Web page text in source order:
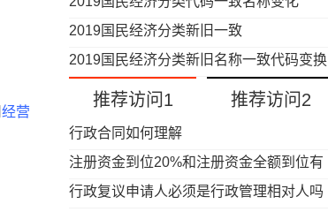
经营
2019国民经济分类新旧一致
2019国民经济分类新旧名称一致代码变换
推荐访问1 推荐访问2
行政合同如何理解
注册资金到位20%和注册资金全额到位有
什么区别呢?
行政复议申请人必须是行政管理相对人吗